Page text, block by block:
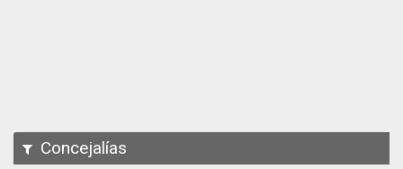
Concejalías